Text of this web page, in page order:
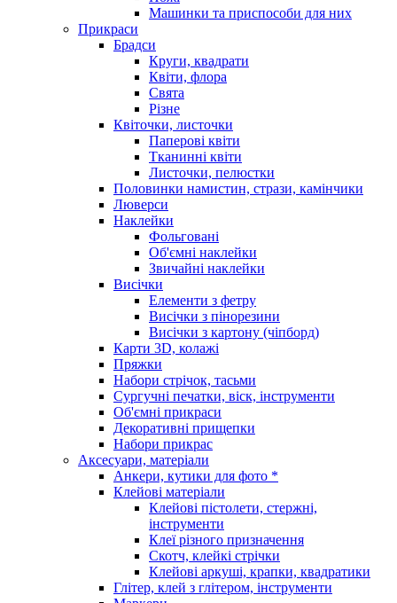
Машинки та приспособи для них
Прикраси
Брадси
Круги, квадрати
Квіти, флора
Свята
Різне
Квіточки, листочки
Паперові квіти
Тканинні квіти
Листочки, пелюстки
Половинки намистин, стрази, камінчики
Люверси
Наклейки
Фольговані
Об'ємні наклейки
Звичайні наклейки
Висічки
Елементи з фетру
Висічки з пінорезини
Висічки з картону (чіпборд)
Карти 3D, колажі
Пряжки
Набори стрічок, тасьми
Сургучні печатки, віск, інструменти
Об'ємні прикраси
Декоративні прищепки
Набори прикрас
Аксесуари, матеріали
Анкери, кутики для фото *
Клейові матеріали
Клейові пістолети, стержні,
інструменти
Клеї різного призначення
Скотч, клейкі стрічки
Клейові аркуші, крапки, квадратики
Глітер, клей з глітером, інструменти